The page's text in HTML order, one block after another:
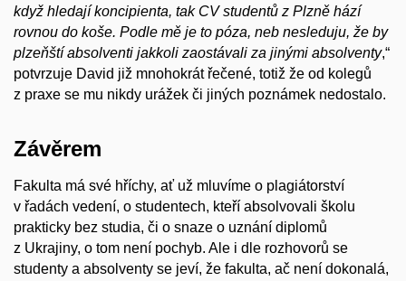
když hledají koncipienta, tak CV studentů z Plzně hází
rovnou do koše. Podle mě je to póza, neb nesleduju, že by
plzeňští absolventi jakkoli zaostávali za jinými absolventy,“
potvrzuje David již mnohokrát řečené, totiž že od kolegů
z praxe se mu nikdy urážek či jiných poznámek nedostalo.
Závěrem
Fakulta má své hříchy, ať už mluvíme o plagiátorství
v řadách vedení, o studentech, kteří absolvovali školu
prakticky bez studia, či o snaze o uznání diplomů
z Ukrajiny, o tom není pochyb. Ale i dle rozhovorů se
studenty a absolventy se jeví, že fakulta, ač není dokonalá,